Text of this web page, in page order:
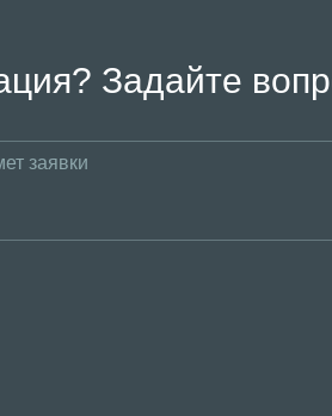
Задайте